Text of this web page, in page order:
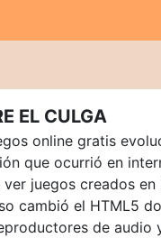
EL CULGA
online gratis
que ocurrió en
ver juegos creados en
cambió el HTML5
de audio